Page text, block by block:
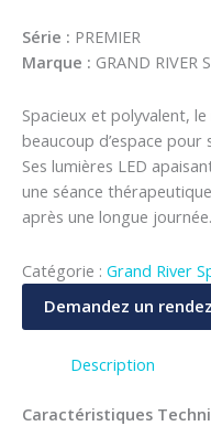
Série : PREMIER
Marque : GRAND RIVER
Spacieux et polyvalent,
beaucoup d’espace pour
Ses lumières LED
une séance
après une longue journée.
Catégorie : Grand River
Demandez un
Description
Caractéristiques